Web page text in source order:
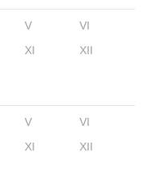
V
VI
XI XII
V
VI
XI XII